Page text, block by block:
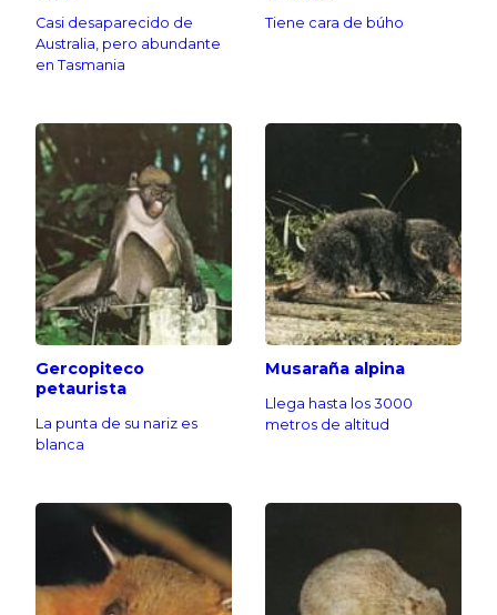
Casi desaparecido de
Australia, pero abundante
en Tasmania
Tiene cara de búho
Gercopiteco
petaurista
La punta de su nariz es
blanca
Musaraña alpina
Llega hasta los 3000
metros de altitud